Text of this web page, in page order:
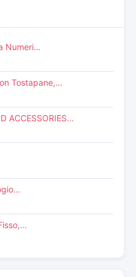
Numeri…
Tostapane,…
ACCESSORIES…